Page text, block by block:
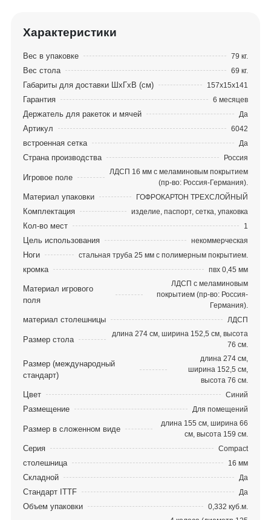
Характеристики
Вес в упаковке 79 кг.
Вес стола 69 кг.
Габариты для доставки ШхГхВ (см) 157х15х141
Гарантия 6 месяцев
Держатель для ракеток и мячей Да
Артикул 6042
встроенная сетка Да
Страна производства Россия
Игровое поле
ЛДСП 16 мм с меламиновым покрытием
(пр-во: Россия-Германия).
Материал упаковки ГОФРОКАРТОН ТРЕХСЛОЙНЫЙ
Комплектация изделие, паспорт, сетка, упаковка
Кол-во мест 1
Цель использования некоммерческая
Ноги стальная труба 25 мм с полимерным покрытием.
кромка пвх 0,45 мм
Материал игрового
поля
ЛДСП с меламиновым
покрытием (пр-во: Россия-
Германия).
материал столешницы ЛДСП
Размер стола
длина 274 см, ширина 152,5 см, высота
76 см.
Размер (международный
стандарт)
длина 274 см,
ширина 152,5 см,
высота 76 см.
Цвет Синий
Размещение Для помещений
Размер в сложенном виде
длина 155 см, ширина 66
см, высота 159 см.
Серия Compact
столешница 16 мм
Складной Да
Стандарт ITTF Да
Объем упаковки
0,332 куб.м.